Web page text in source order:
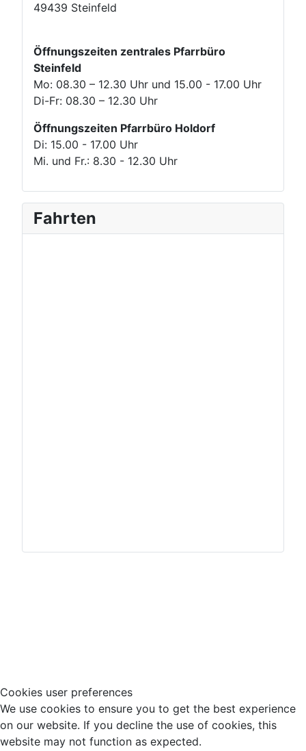
49439 Steinfeld
Öffnungszeiten zentrales Pfarrbüro
Steinfeld
Mo: 08.30 – 12.30 Uhr und 15.00 - 17.00 Uhr
Di-Fr: 08.30 – 12.30 Uhr
Öffnungszeiten Pfarrbüro Holdorf
Di: 15.00 - 17.00 Uhr
Mi. und Fr.: 8.30 - 12.30 Uhr
Fahrten
Cookies user preferences
We use cookies to ensure you to get the best experience
on our website. If you decline the use of cookies, this
website may not function as expected.